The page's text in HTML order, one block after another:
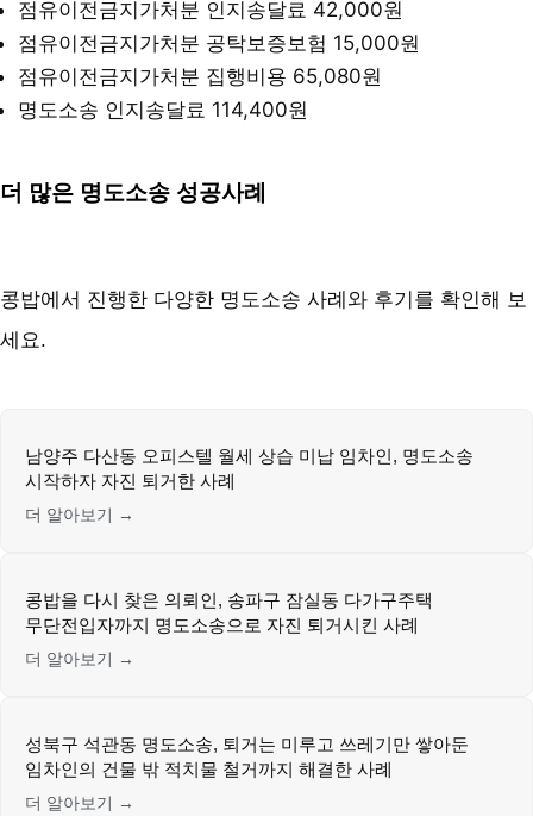
점유이전금지가처분 인지송달료 42,000원
점유이전금지가처분 공탁보증보험 15,000원
점유이전금지가처분 집행비용 65,080원
명도소송 인지송달료 114,400원
더 많은 명도소송 성공사례
콩밥에서 진행한 다양한 명도소송 사례와 후기를 확인해 보
세요.
남양주 다산동 오피스텔 월세 상습 미납 임차인, 명도소송
시작하자 자진 퇴거한 사례
더 알아보기 →
콩밥을 다시 찾은 의뢰인, 송파구 잠실동 다가구주택
무단전입자까지 명도소송으로 자진 퇴거시킨 사례
더 알아보기 →
성북구 석관동 명도소송, 퇴거는 미루고 쓰레기만 쌓아둔
임차인의 건물 밖 적치물 철거까지 해결한 사례
더 알아보기 →